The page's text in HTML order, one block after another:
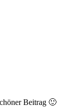
Beitrag 🙂